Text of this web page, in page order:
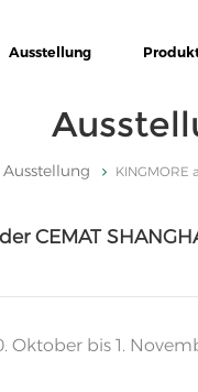
Ausstellung
Ausstellung KINGMORE
CEMAT
Oktober bis 1.